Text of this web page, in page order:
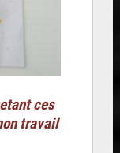
ces
travail